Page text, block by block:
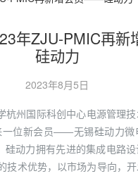
年ZJU-PMIC再
硅动力
2023年8月5日
杭州国际科创中心电源管理
一位新会员——无锡硅动力微
硅动力拥有先进的集成电路设
技术优势，以市场为导向，